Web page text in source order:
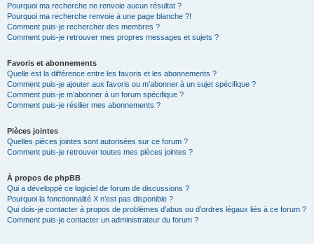
Pourquoi ma recherche ne renvoie aucun résultat ?
Pourquoi ma recherche renvoie à une page blanche ?!
Comment puis-je rechercher des membres ?
Comment puis-je retrouver mes propres messages et sujets ?
Favoris et abonnements
Quelle est la différence entre les favoris et les abonnements ?
Comment puis-je ajouter aux favoris ou m’abonner à un sujet spécifique ?
Comment puis-je m’abonner à un forum spécifique ?
Comment puis-je résilier mes abonnements ?
Pièces jointes
Quelles pièces jointes sont autorisées sur ce forum ?
Comment puis-je retrouver toutes mes pièces jointes ?
À propos de phpBB
Qui a développé ce logiciel de forum de discussions ?
Pourquoi la fonctionnalité X n’est pas disponible ?
Qui dois-je contacter à propos de problèmes d’abus ou d’ordres légaux liés à ce forum ?
Comment puis-je contacter un administrateur du forum ?